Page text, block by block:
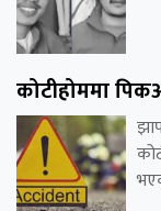
कोटीहोममा